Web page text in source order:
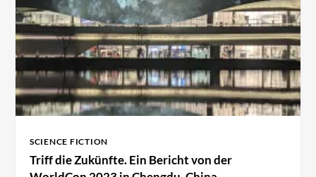
SCIENCE FICTION
Triff die Zukünfte. Ein Bericht von der